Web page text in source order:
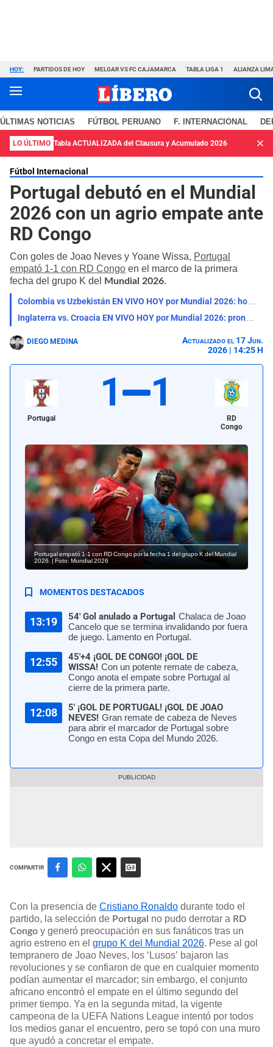
HOY: PARTIDOS DE HOY MELGAR VS FC CAJAMARCA TABLA LIGA 1 ALIANZA
ÚLTIMAS NOTICIAS FÚTBOL PERUANO F. INTERNACIONAL
LO ÚLTIMO Tabla ACTUALIZADA del Clausura y Acumulado 2026
Fútbol Internacional
Portugal debutó en el Mundial
2026 con un agrio empate ante
RD Congo
Con goles de Joao Neves y Yoane Wissa, Portugal
empató 1-1 con RD Congo en el marco de la primera
fecha del grupo K del Mundial 2026.
Colombia vs Uzbekistán EN VIVO HOY por Mundial 2026: horarios, pronóstico y qué canal transmite
Inglaterra vs. Croacia EN VIVO HOY por Mundial 2026: pronóstico, horario y en qué canal
DIEGO MEDINA
Actualizado el 17 Jun.
2026 | 14:25 H
Portugal
1 1
RD
Congo
Portugal empató 1-1 con RD Congo por la fecha 1 del grupo K del Mundial
2026. | Foto: Mundial 2026
MOMENTOS DESTACADOS
13:19 54' Gol anulado a Portugal Chalaca de Joao
Cancelo que se termina invalidando por fuera
de juego. Lamento en Portugal.
12:55
45'+4 ¡GOL DE CONGO! ¡GOL DE
WISSA! Con un potente remate de cabeza,
Congo anota el empate sobre Portugal al
cierre de la primera parte.
12:08
5' ¡GOL DE PORTUGAL! ¡GOL DE JOAO
NEVES! Gran remate de cabeza de Neves
para abrir el marcador de Portugal sobre
Congo en esta Copa del Mundo 2026.
COMPARTIR
Con la presencia de Cristiano Ronaldo durante todo el
partido, la selección de Portugal no pudo derrotar a RD
Congo y generó preocupación en sus fanáticos tras un
agrio estreno en el grupo K del Mundial 2026. Pese al gol
tempranero de Joao Neves, los ‘Lusos’ bajaron las
revoluciones y se confiaron de que en cualquier momento
podían aumentar el marcador; sin embargo, el conjunto
africano encontró el empate en el último segundo del
primer tiempo. Ya en la segunda mitad, la vigente
campeona de la UEFA Nations League intentó por todos
los medios ganar el encuentro, pero se topó con una muro
que ayudó a concretar el empate.